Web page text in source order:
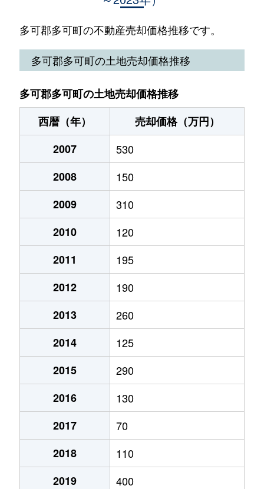
多可郡多可町の不動産売却価格推移です。
多可郡多可町の土地売却価格推移
多可郡多可町の土地売却価格推移
西暦（年）
売却価格（万円）
2007
530
2008
150
2009
310
2010
120
2011
195
2012
190
2013
260
2014
125
2015
290
2016
130
2017
70
2018
110
2019
400